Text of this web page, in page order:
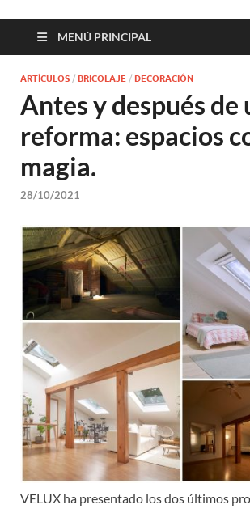
MENÚ PRINCIPAL
ARTÍCULOS / BRICOLAJE / DECORACIÓN
Antes y después de
reforma: espacios
magia.
28/10/2021
VELUX ha presentado los dos últimos